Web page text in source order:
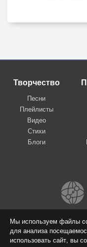
Мы используем файлы
для анализа
использовать сайт, вы
Творчество
Песни
Плейлисты
Видео
Стихи
Блоги